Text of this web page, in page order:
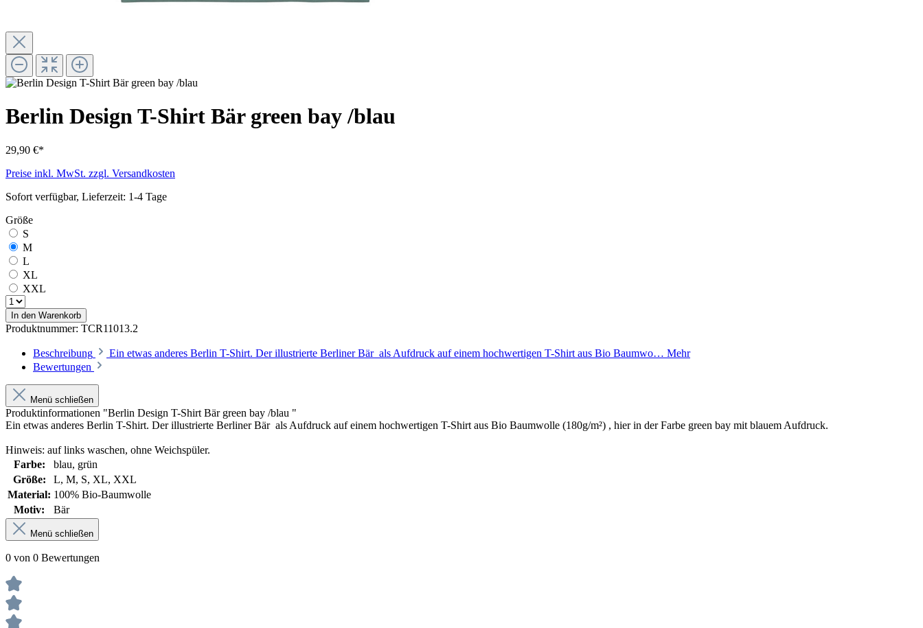
Berlin Design T-Shirt Bär green bay /blau
29,90 €*
Preise inkl. MwSt. zzgl. Versandkosten
Sofort verfügbar, Lieferzeit: 1-4 Tage
Größe
S
M
L
XL
XXL
In den Warenkorb
Produktnummer: TCR11013.2
Beschreibung Ein etwas anderes Berlin T-Shirt. Der illustrierte Berliner Bär als Aufdruck auf einem hochwertigen T-Shirt aus Bio Baumwo… Mehr
Bewertungen
Menü schließen
Produktinformationen "Berlin Design T-Shirt Bär green bay /blau "
Ein etwas anderes Berlin T-Shirt. Der illustrierte Berliner Bär als Aufdruck auf einem hochwertigen T-Shirt aus Bio Baumwolle (180g/m²) , hier in der Farbe green bay mit blauem Aufdruck.
Hinweis: auf links waschen, ohne Weichspüler.
Farbe:
blau, grün
Größe:
L, M, S, XL, XXL
Material: 100% Bio-Baumwolle
Motiv:
Bär
Menü schließen
0 von 0 Bewertungen